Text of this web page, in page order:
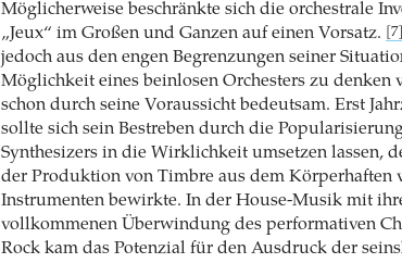
Möglicherweise beschränkte sich die orches­trale
„Jeux“ im Großen und Ganzen auf einen Vorsatz.
[7]
jedoch aus den engen Begrenzungen seiner
Möglichkeit eines beinlosen Orches­ters zu denken
schon durch seine Voraussicht bedeutsam. Erst
sollte sich sein Bestreben durch die
Synthesizers in die Wirklichkeit umsetzen lassen,
der Produktion von Timbre aus dem Körperhaften
Instrumenten bewirkte. In der House-Musik mit
vollkommenen Überwindung des performativen
Rock kam das Potenzial für den Ausdruck der